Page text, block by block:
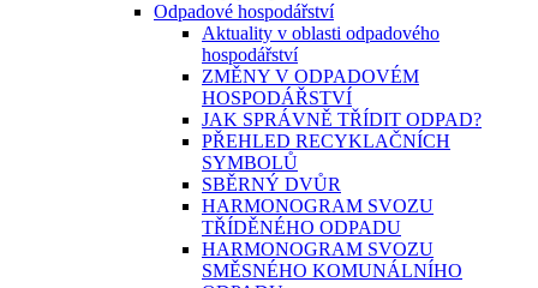
Odpadové hospodářství
Aktuality v oblasti odpadového
hospodářství
ZMĚNY V ODPADOVÉM
HOSPODÁŘSTVÍ
JAK SPRÁVNĚ TŘÍDIT ODPAD?
PŘEHLED RECYKLAČNÍCH
SYMBOLŮ
SBĚRNÝ DVŮR
HARMONOGRAM SVOZU
TŘÍDĚNÉHO ODPADU
HARMONOGRAM SVOZU
SMĚSNÉHO KOMUNÁLNÍHO